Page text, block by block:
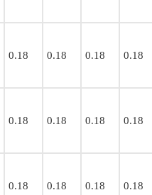
0.18 0.18 0.18 0.18
0.18 0.18 0.18 0.18
0.18 0.18 0.18 0.18